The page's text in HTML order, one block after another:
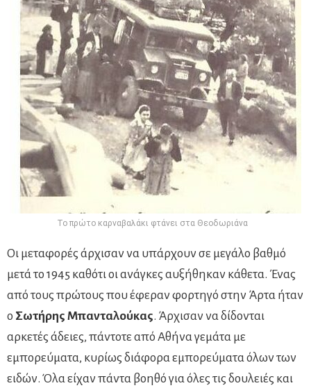
Το πρώτο καρναβαλάκι φτάνει στα Θεοδωριάνα
Οι μεταφορές άρχισαν να υπάρχουν σε μεγάλο βαθμό
μετά το 1945 καθότι οι ανάγκες αυξήθηκαν κάθετα. Ένας
από τους πρώτους που έφεραν φορτηγό στην Άρτα ήταν
ο Σωτήρης Μπανταλούκας. Άρχισαν να δίδονται
αρκετές άδειες, πάντοτε από Αθήνα γεμάτα με
εμπορεύματα, κυρίως διάφορα εμπορεύματα όλων των
ειδών. Όλα είχαν πάντα βοηθό για όλες τις δουλειές και